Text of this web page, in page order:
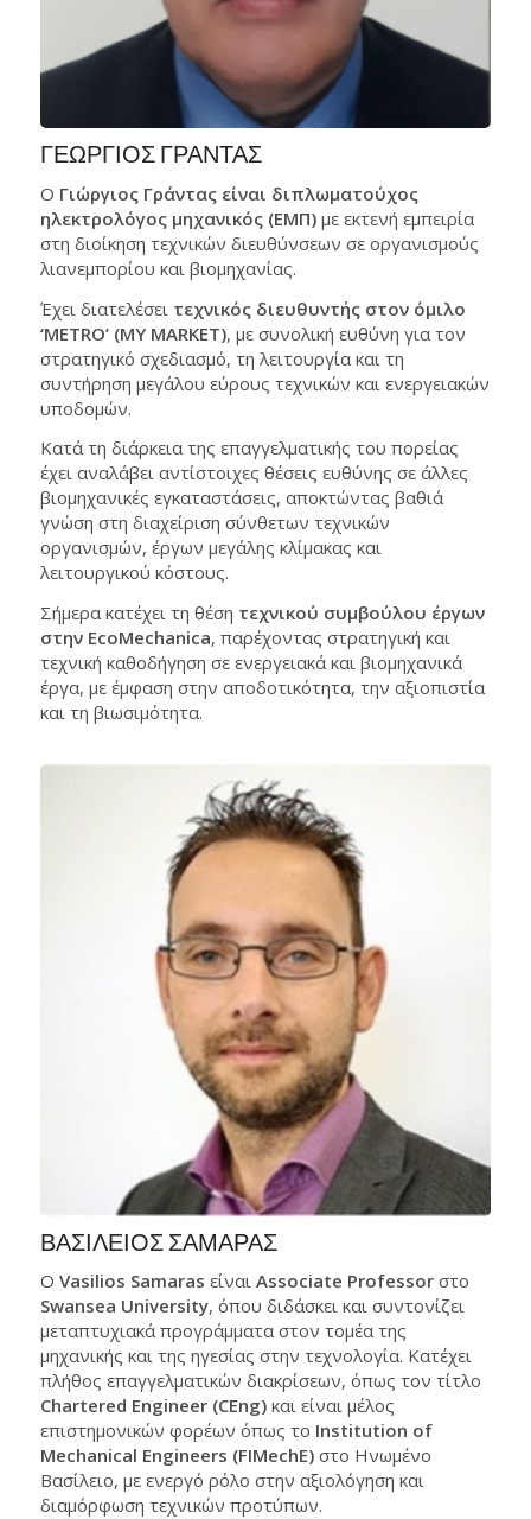
ΓΕΩΡΓΙΟΣ ΓΡΑΝΤΑΣ
Ο Γιώργιος Γράντας είναι διπλωματούχος
ηλεκτρολόγος μηχανικός (ΕΜΠ)με εκτενή εμπειρία
στη διοίκηση τεχνικών διευθύνσεων σε οργανισμούς
λιανεμπορίου και βιομηχανίας.
Έχει διατελέσει τεχνικός διευθυντής στον όμιλο
‘METRO’ (MY MARKET), με συνολική ευθύνη για τον
στρατηγικό σχεδιασμό, τη λειτουργία και τη
συντήρηση μεγάλου εύρους τεχνικών και ενεργειακών
υποδομών.
Κατά τη διάρκεια της επαγγελματικής του πορείας
έχει αναλάβει αντίστοιχες θέσεις ευθύνης σε άλλες
βιομηχανικές εγκαταστάσεις, αποκτώντας βαθιά
γνώση στη διαχείριση σύνθετων τεχνικών
οργανισμών, έργων μεγάλης κλίμακας και
λειτουργικού κόστους.
Σήμερα κατέχει τη θέση τεχνικού συμβούλου έργων
στην EcoMechanica, παρέχοντας στρατηγική και
τεχνική καθοδήγηση σε ενεργειακά και βιομηχανικά
έργα, με έμφαση στην αποδοτικότητα, την αξιοπιστία
και τη βιωσιμότητα.
ΒΑΣΙΛΕΙΟΣ ΣΑΜΑΡΑΣ
Ο Vasilios Samaras είναι Associate Professor στο
Swansea University, όπου διδάσκει και συντονίζει
μεταπτυχιακά προγράμματα στον τομέα της
μηχανικής και της ηγεσίας στην τεχνολογία. Κατέχει
πλήθος επαγγελματικών διακρίσεων, όπως τον τίτλο
Chartered Engineer (CEng)και είναι μέλος
επιστημονικών φορέων όπως το Institution of
Mechanical Engineers (FIMechE)στο Ηνωμένο
Βασίλειο, με ενεργό ρόλο στην αξιολόγηση και
διαμόρφωση τεχνικών προτύπων.